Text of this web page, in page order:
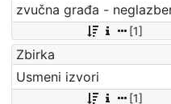
zvučna građa -
[1]
Zbirka
Usmeni izvori
[1]